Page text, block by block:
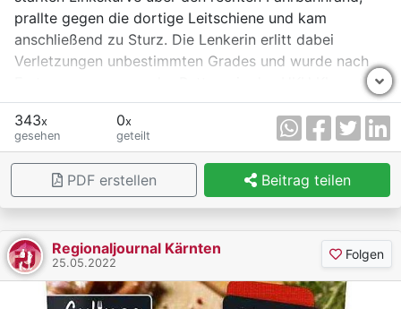
Kunststoff.
Es wird ersucht, zweckdienliche Hinweise an die
Polizeiinspektion Schladming unter der
prallte gegen die dortige Leitschiene und kam
anschließend zu Sturz. Die Lenkerin erlitt dabei
Verletzungen unbestimmten Grades und wurde nach
Erstversorgung von der Rettung in das UKH Klagenfurt
gebracht. Am Motorrad entstand erheblicher
Sachschaden.
343x
gesehen
0x
geteilt
PDF erstellen Beitrag teilen
Regionaljournal Kärnten
25.05.2022
Folgen